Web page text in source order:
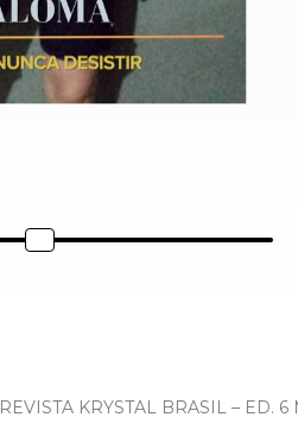
REVISTA KRYSTAL BRASIL – ED.